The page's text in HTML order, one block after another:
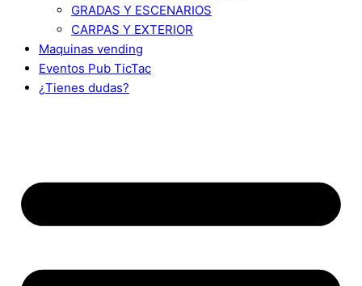
GRADAS Y ESCENARIOS
CARPAS Y EXTERIOR
Maquinas vending
Eventos Pub TicTac
¿Tienes dudas?